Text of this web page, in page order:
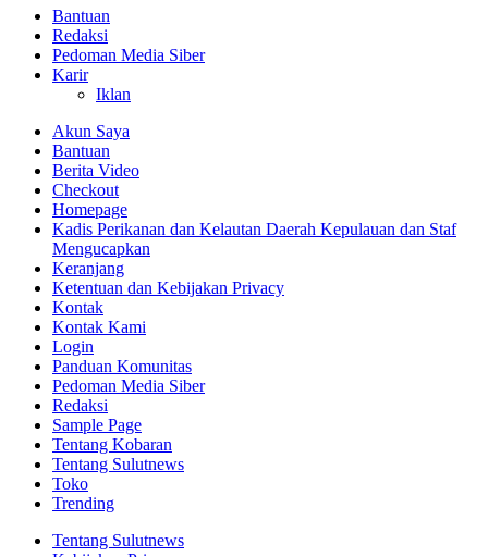
Bantuan
Redaksi
Pedoman Media Siber
Karir
Iklan
Akun Saya
Bantuan
Berita Video
Checkout
Homepage
Kadis Perikanan dan Kelautan Daerah Kepulauan dan Staf
Mengucapkan
Keranjang
Ketentuan dan Kebijakan Privacy
Kontak
Kontak Kami
Login
Panduan Komunitas
Pedoman Media Siber
Redaksi
Sample Page
Tentang Kobaran
Tentang Sulutnews
Toko
Trending
Tentang Sulutnews